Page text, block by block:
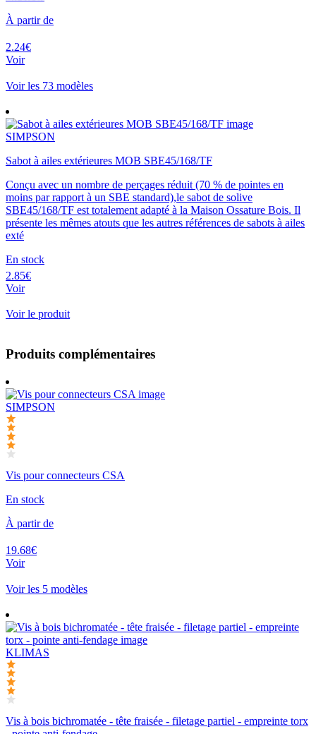
À partir de
2.24€
Voir
Voir les 73 modèles
SIMPSON
Sabot à ailes extérieures MOB SBE45/168/TF
Conçu avec un nombre de perçages réduit (70 % de pointes en
moins par rapport à un SBE standard),le sabot de solive
SBE45/168/TF est totalement adapté à la Maison Ossature Bois. Il
présente les mêmes atouts que les autres références de sabots à ailes
exté
En stock
2.85€
Voir
Voir le produit
Produits complémentaires
SIMPSON
Vis pour connecteurs CSA
En stock
À partir de
19.68€
Voir
Voir les 5 modèles
KLIMAS
Vis à bois bichromatée - tête fraisée - filetage partiel - empreinte torx